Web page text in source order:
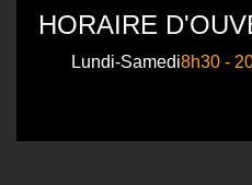
HORAIRE
Lundi-Samedi8h30 -